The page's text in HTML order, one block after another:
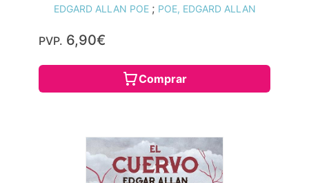
EDGARD ALLAN POE ; POE, EDGARD ALLAN
PVP. 6,90€
Comprar